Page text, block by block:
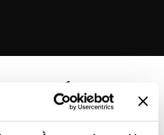
FRÉQUENTES